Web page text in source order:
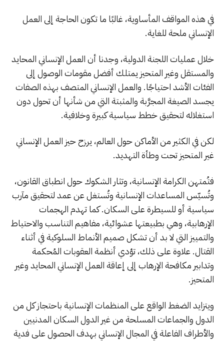
في هذه المواقف المأساوية، غالبًا ما تكون الحاجة إلى العمل
الإنساني ملحة للغاية.
خلال عمليات اللجنة الدولية، وجدنا أن العمل الإنساني المحايد
والمستقل وغير المتحيز يمتلك أفضل مقومات الوصول إلى
الفئات الأشد احتياجًا. والعمل الإنساني المتصف بهذه الصفات
يجسد الصيغة المجرَّبة والمثبتة التي من شأنها أن تحول دون
استغلاله لتحقيق خطط سياسية كبيرة وخلافية.
لكن في الكثير من الأماكن حول العالم، يرزح حيز العمل الإنساني
غير المتحيز تحت وطأة التهديد.
فتُمتهن الكرامة الإنسانية، وتثار الشكوك حول انطباق القانون،
وتُسيّس المساعدات الإنسانية وتُستغل عن عمد لتحقيق مآرب
سياسية أو للسيطرة على السكان. كما تهدم الهجمات
الإرهابية، وهي بطبيعتها عشوائية، مفاهيم التناسب والاحتياط
والتمييز التي لا بد أن تشكل صميم الأنماط السلوكية في أثناء
القتال. علاوة على ذلك، تؤدي أنظمة العقوبات المُحكمة
وتدابير مكافحة الإرهاب إلى إعاقة العمل الإنساني المحايد وغير
المتحيز.
ويتزايد الضغط الواقع على المنظمات الإنسانية باحتجاز كل من
الدول والجماعات المسلحة من غير الدول السكان المدنيين
والأطراف الفاعلة في المجال الإنساني بهدف الحصول على فدية